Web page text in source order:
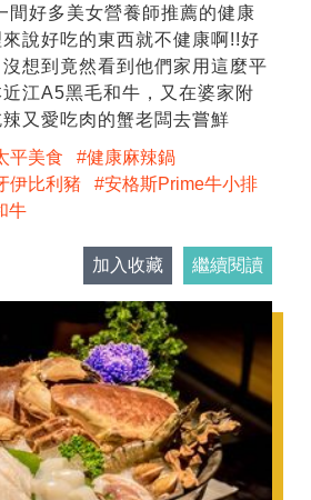
間好多美女營養師推薦的健康
說好吃的東西就不健康啊!!好
想到竟然看到他們家用這麼平
江A5黑毛和牛，又在婆家附
又愛吃肉的蟹老闆去嘗鮮
平美食
健康麻辣鍋
伊比利豬
安格斯Prime牛小排
牛
加入收藏 繼續閱讀